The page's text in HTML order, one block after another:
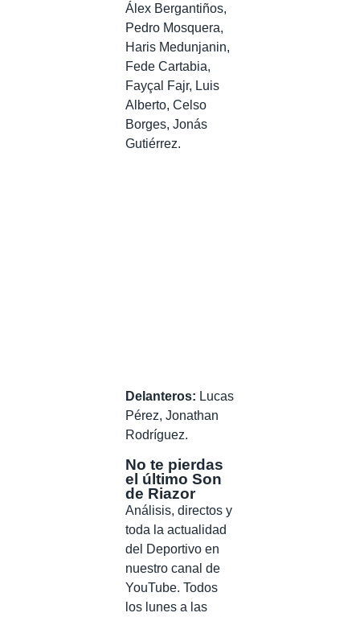
Álex Bergantiños,
Pedro Mosquera,
Haris Medunjanin,
Fede Cartabia,
Fayçal Fajr, Luis
Alberto, Celso
Borges, Jonás
Gutiérrez.
Delanteros: Lucas
Pérez, Jonathan
Rodríguez.
No te pierdas
el último Son
de Riazor
Análisis, directos y
toda la actualidad
del Deportivo en
nuestro canal de
YouTube. Todos
los lunes a las